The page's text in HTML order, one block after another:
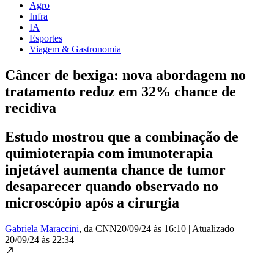
Agro
Infra
IA
Esportes
Viagem & Gastronomia
Câncer de bexiga: nova abordagem no
tratamento reduz em 32% chance de
recidiva
Estudo mostrou que a combinação de
quimioterapia com imunoterapia
injetável aumenta chance de tumor
desaparecer quando observado no
microscópio após a cirurgia
Gabriela Maraccini, da CNN20/09/24 às 16:10 | Atualizado
20/09/24 às 22:34